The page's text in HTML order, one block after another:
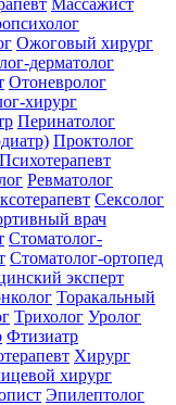
Массажист
Ожоговый хирург
дерматолог
Отоневролог
хирург
Перинатолог
Проктолог
Психотерапевт
Ревматолог
Сексолог
врач
Стоматолог-
Стоматолог-ортопед
эксперт
Торакальный
Трихолог Уролог
Фтизиатр
Хирург
хирург
Эпилептолог